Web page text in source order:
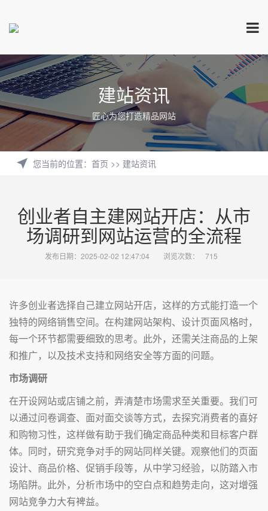
建站资讯
匠心为您打造精品网站
您当前的位置： 首页 >> 建站资讯
创业者自主建网站开店：从市
场调研到网站运营的全流程
发布日期：2025-02-02 12:47:04 浏览次数： 715
许多创业者选择自己建立网站开店，这样的方式能打造一个
独特的网络销售空间。在构建网站架构、设计页面风格时，
每一个环节都需要细致的思考。此外，还需关注商品的上架
和推广，以及技术支持和网络安全等方面的问题。
市场调研
在开设网站或店铺之前，弄清楚市场需求至关重要。我们可
以通过问卷调查、面对面交谈等方式，去探究消费者的喜好
和购物习性，这样做有助于我们确定商品种类和目标客户群
体。同时，研究竞争对手的网站同样关键。观察他们的页面
设计、商品价格、促销手段等，从中学习经验，以防踏入市
场陷阱。此外，分析市场中的空白点和趋势走向，这对增强
网站竞争力大有裨益。